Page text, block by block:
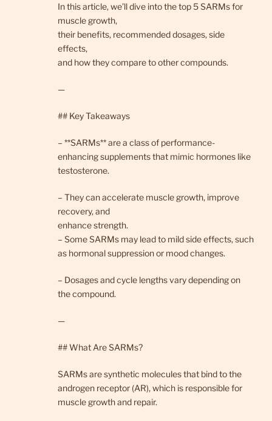
In this article, we’ll dive into the top 5 SARMs for
muscle growth,
their benefits, recommended dosages, side
effects,
and how they compare to other compounds.
—
## Key Takeaways
– **SARMs** are a class of performance-
enhancing supplements that mimic hormones like
testosterone.
– They can accelerate muscle growth, improve
recovery, and
enhance strength.
– Some SARMs may lead to mild side effects, such
as hormonal suppression or mood changes.
– Dosages and cycle lengths vary depending on
the compound.
—
## What Are SARMs?
SARMs are synthetic molecules that bind to the
androgen receptor (AR), which is responsible for
muscle growth and repair.